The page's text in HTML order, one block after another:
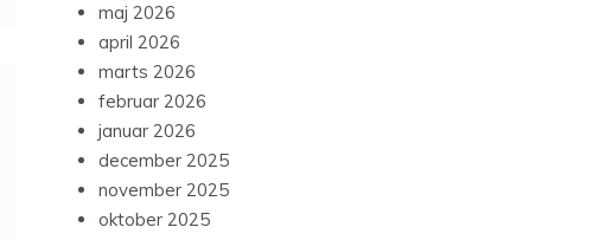
maj 2026
april 2026
marts 2026
februar 2026
januar 2026
december 2025
november 2025
oktober 2025